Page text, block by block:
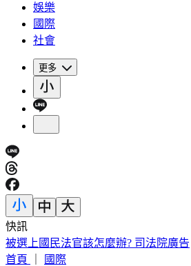
娛樂
國際
社會
更多
快訊
小英男孩涉貪198萬！出庭辯不明財產
首頁
國際